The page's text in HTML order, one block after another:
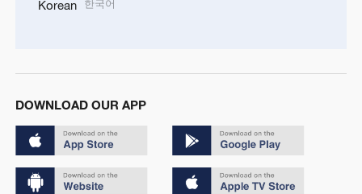
Korean 한국어
DOWNLOAD OUR APP